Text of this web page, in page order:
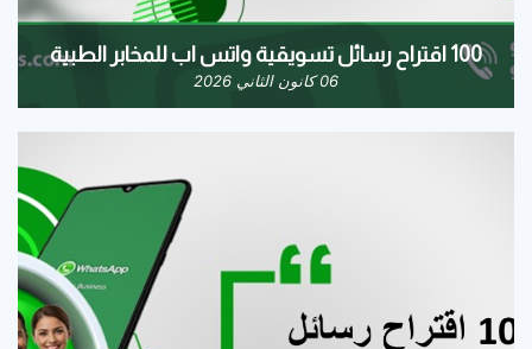
100 اقتراح رسائل تسويقية واتس اب للمخابر الطبية
06 كانون الثاني 2026